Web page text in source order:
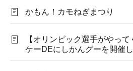
かもん！カモねぎまつり
【オリンピック選手がやっ
ケーDEにしかんグーを開催